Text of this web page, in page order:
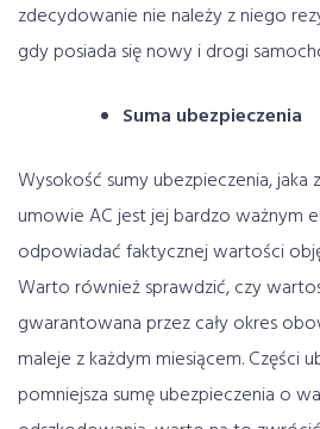
zdecydowanie nie należy z niego
gdy posiada się nowy i drogi
Suma ubezpieczenia
Wysokość sumy ubezpieczenia, jaka
umowie AC jest jej bardzo ważnym
odpowiadać faktycznej wartości
Warto również sprawdzić, czy
gwarantowana przez cały okres
maleje z każdym miesiącem. Części
pomniejsza sumę ubezpieczenia o